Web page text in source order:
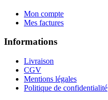
Mon compte
Mes factures
Informations
Livraison
CGV
Mentions légales
Politique de confidentialité